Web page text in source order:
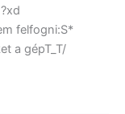
felfogni:S*
a gépT_T/